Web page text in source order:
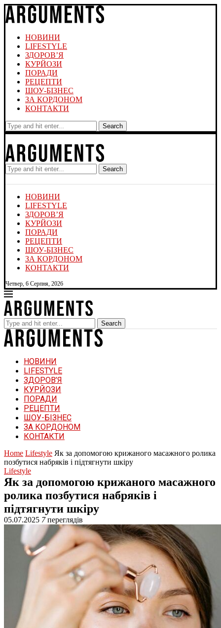
НОВИНИ
LIFESTYLE
ЗДОРОВ’Я
КУРЙОЗИ
ПОРАДИ
РЕЦЕПТИ
ШОУ-БІЗНЕС
ЗА КОРДОНОМ
КОНТАКТИ
Search
Search
НОВИНИ
LIFESTYLE
ЗДОРОВ’Я
КУРЙОЗИ
ПОРАДИ
РЕЦЕПТИ
ШОУ-БІЗНЕС
ЗА КОРДОНОМ
КОНТАКТИ
Четвер, 6 Серпня, 2026
Search
НОВИНИ
LIFESTYLE
ЗДОРОВ’Я
КУРЙОЗИ
ПОРАДИ
РЕЦЕПТИ
ШОУ-БІЗНЕС
ЗА КОРДОНОМ
КОНТАКТИ
Home Lifestyle Як за допомогою крижаного масажного ролика
позбутися набряків і підтягнути шкіру
Lifestyle
Як за допомогою крижаного масажного
ролика позбутися набряків і
підтягнути шкіру
05.07.2025 7переглядів